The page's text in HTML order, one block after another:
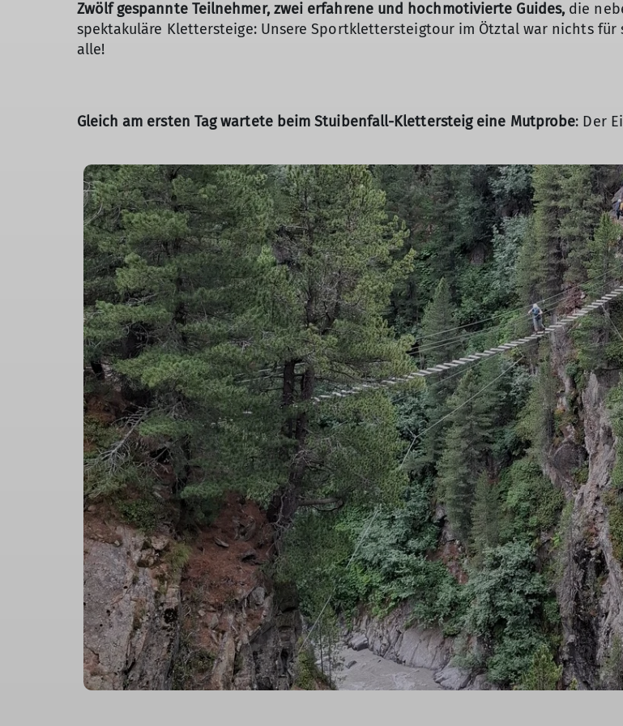
Zwölf gespannte Teilnehmer, zwei erfahrene und hochmotivierte Guides, die
spektakuläre Klettersteige: Unsere Sportklettersteigtour im Ötztal war nichts für
alle!
Gleich am ersten Tag wartete beim Stuibenfall-Klettersteig eine Mutprobe: Der